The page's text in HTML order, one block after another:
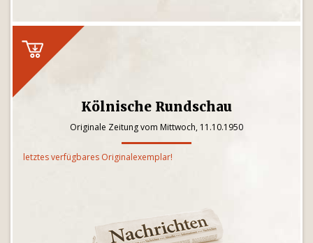
Kölnische Rundschau
Originale Zeitung vom Mittwoch, 11.10.1950
letztes verfügbares Originalexemplar!